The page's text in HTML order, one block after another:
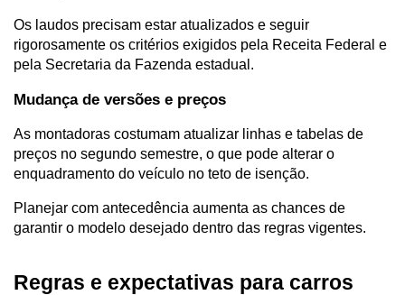
Os laudos precisam estar atualizados e seguir
rigorosamente os critérios exigidos pela Receita Federal e
pela Secretaria da Fazenda estadual.
Mudança de versões e preços
As montadoras costumam atualizar linhas e tabelas de
preços no segundo semestre, o que pode alterar o
enquadramento do veículo no teto de isenção.
Planejar com antecedência aumenta as chances de
garantir o modelo desejado dentro das regras vigentes.
Regras e expectativas para carros